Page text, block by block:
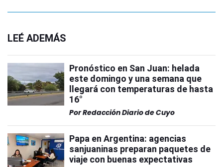
LEÉ ADEMÁS
Pronóstico en San Juan: helada
este domingo y una semana que
llegará con temperaturas de hasta
16°
PorRedacción Diario de Cuyo
Papa en Argentina: agencias
sanjuaninas preparan paquetes de
viaje con buenas expectativas